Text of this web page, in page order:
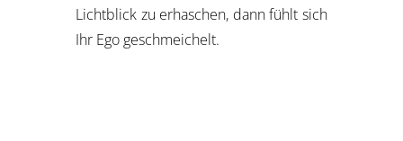
Lichtblick zu erhaschen, dann fühlt sich
Ihr Ego geschmeichelt.